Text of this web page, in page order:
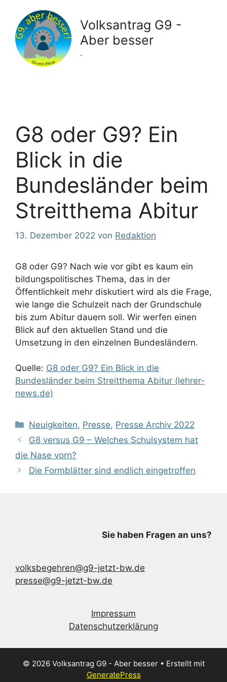
Inhalt
springen
Volksantrag G9 -
Aber besser
.
G8 oder G9? Ein
Blick in die
Bundesländer beim
Streitthema Abitur
13. Dezember 2022 von Redaktion
G8 oder G9? Nach wie vor gibt es kaum ein
bildungspolitisches Thema, das in der
Öffentlichkeit mehr diskutiert wird als die Frage,
wie lange die Schulzeit nach der Grundschule
bis zum Abitur dauern soll. Wir werfen einen
Blick auf den aktuellen Stand und die
Umsetzung in den einzelnen Bundesländern.
Quelle: G8 oder G9? Ein Blick in die
Bundesländer beim Streitthema Abitur (lehrer-
news.de)
Kategorien
Neuigkeiten, Presse, Presse Archiv 2022
G8 versus G9 – Welches Schulsystem hat
die Nase vorn?
Die Formblätter sind endlich eingetroffen
Sie haben Fragen an uns?
volksbegehren@g9-jetzt-bw.de
presse@g9-jetzt-bw.de
Impressum
Datenschutzerklärung
© 2026 Volksantrag G9 - Aber besser• Erstellt mit
GeneratePress